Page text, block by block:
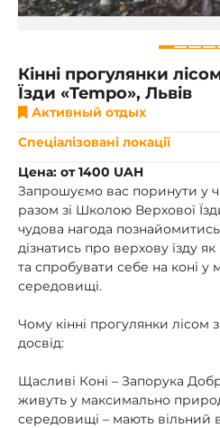
Кінні прогулянки
Їзди «Tempo», Львів
Активный отдых
Спеціалізовані локації
Цена: от 1400 UAH
Запрошуємо вас поринути у
разом зі Школою Верхової
чудова нагода
дізнатись про верхову їзду
та спробувати себе на коні
середовищі.
Чому кінні прогулянки лісом
досвід:
Щасливі Коні – Запорука
живуть у максимально
середовищі – мають вільний